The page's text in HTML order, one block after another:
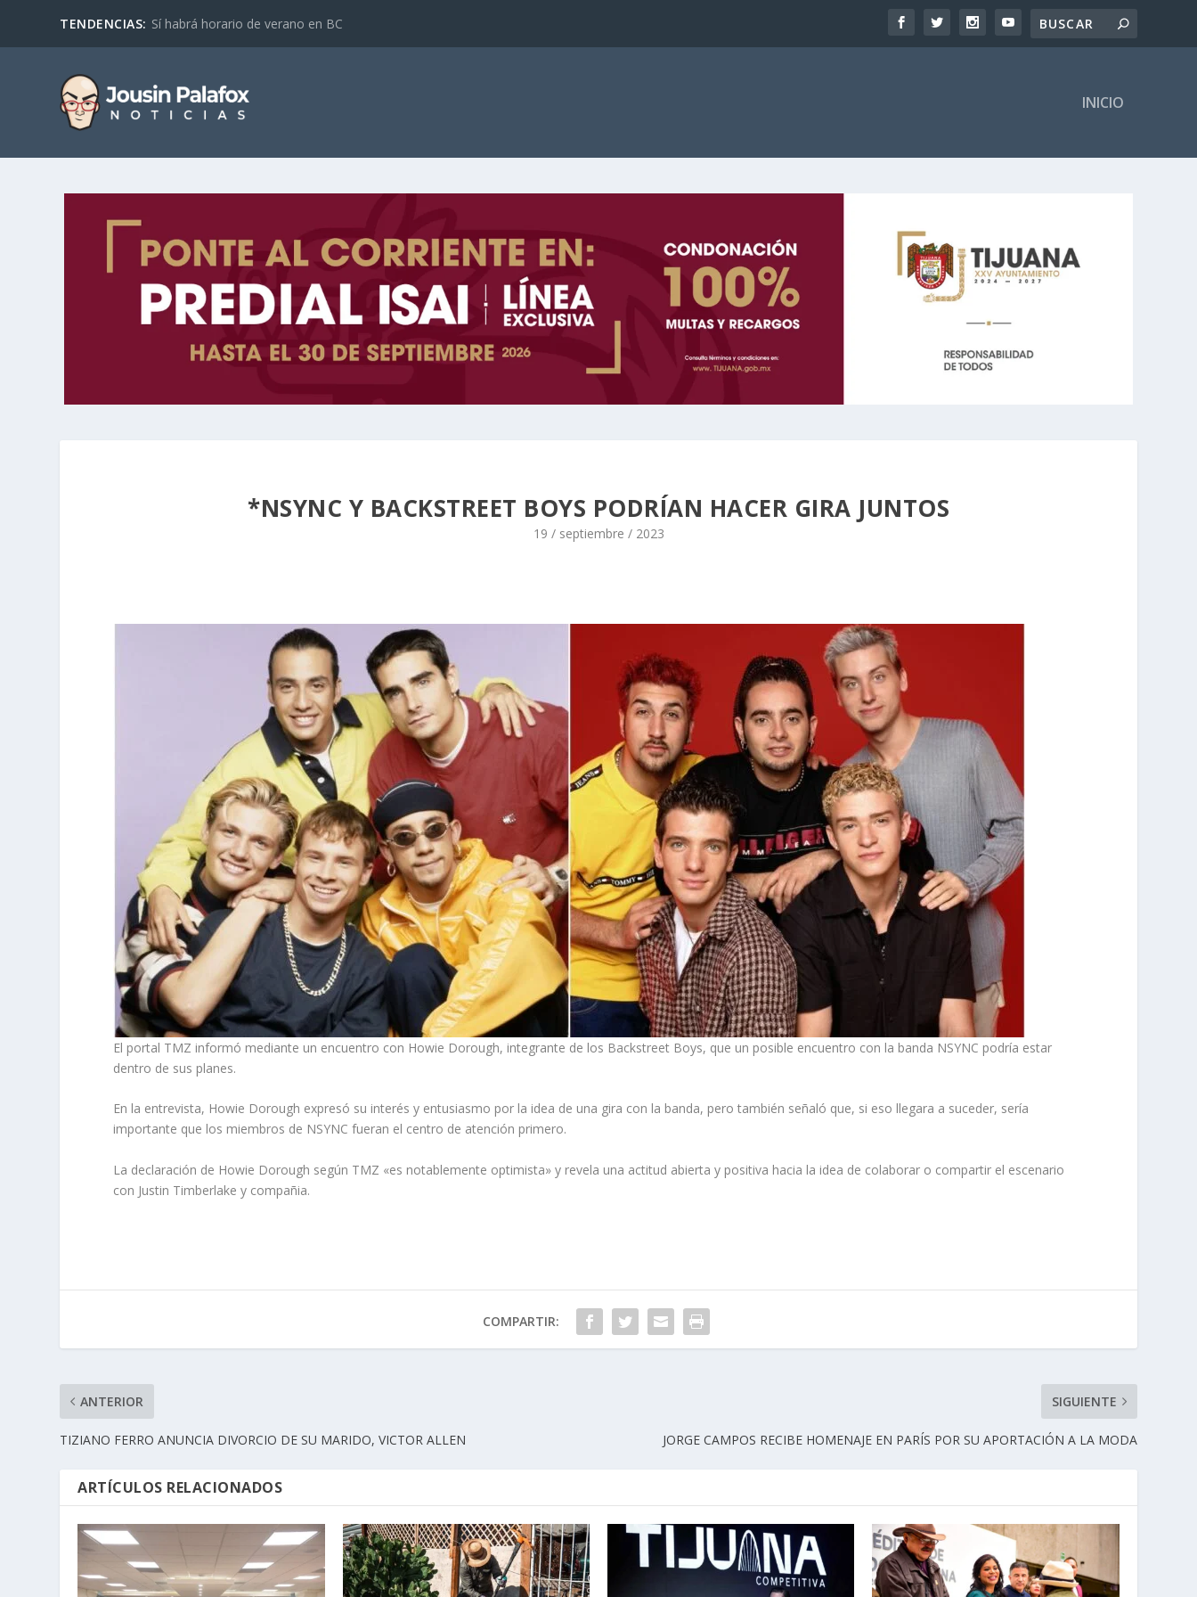
TENDENCIAS: Sí habrá horario de verano en BC
INICIO
*NSYNC Y BACKSTREET BOYS PODRÍAN HACER GIRA JUNTOS
19 / septiembre / 2023
El portal TMZ informó mediante un encuentro con Howie Dorough, integrante de los Backstreet Boys, que un posible encuentro con la banda NSYNC podría estar
dentro de sus planes.
En la entrevista, Howie Dorough expresó su interés y entusiasmo por la idea de una gira con la banda, pero también señaló que, si eso llegara a suceder, sería
importante que los miembros de NSYNC fueran el centro de atención primero.
La declaración de Howie Dorough según TMZ «es notablemente optimista» y revela una actitud abierta y positiva hacia la idea de colaborar o compartir el escenario
con Justin Timberlake y compañia.
COMPARTIR:
ANTERIOR
TIZIANO FERRO ANUNCIA DIVORCIO DE SU MARIDO, VICTOR ALLEN
SIGUIENTE
JORGE CAMPOS RECIBE HOMENAJE EN PARÍS POR SU APORTACIÓN A LA MODA
ARTÍCULOS RELACIONADOS